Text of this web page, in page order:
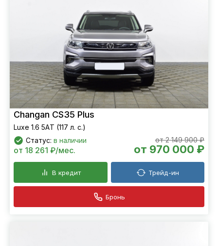
Changan CS35 Plus
Luxe 1.6 5АT (117 л. с.)
Статус: в наличии от 2 149 900 ₽
от 970 000 ₽
от 18 261 ₽/мес.
В кредит Трейд-ин
Бронь